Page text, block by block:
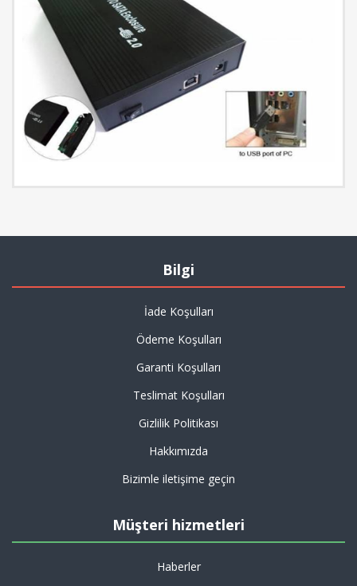
Bilgi
İade Koşulları
Ödeme Koşulları
Garanti Koşulları
Teslimat Koşulları
Gizlilik Politikası
Hakkımızda
Bizimle iletişime geçin
Müşteri hizmetleri
Haberler